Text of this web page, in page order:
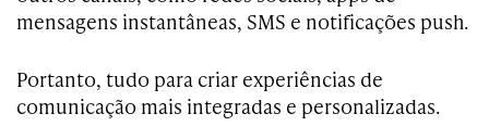
mensagens instantâneas, SMS e notificações push.
Portanto, tudo para criar experiências de
comunicação mais integradas e personalizadas.